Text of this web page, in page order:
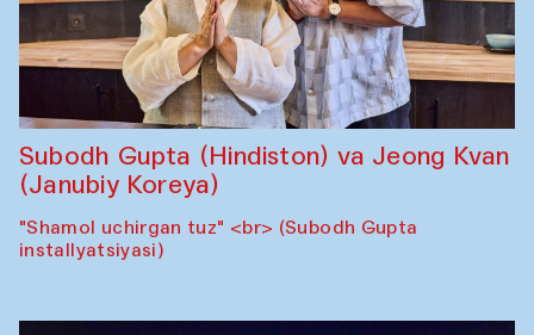
Subodh Gupta (Hindiston) va Jeong Kvan
(Janubiy Koreya)
"Shamol uchirgan tuz" <br> (Subodh Gupta
installyatsiyasi)